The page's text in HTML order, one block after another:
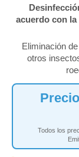
acuerdo con la
Eliminación
otros
Todos los